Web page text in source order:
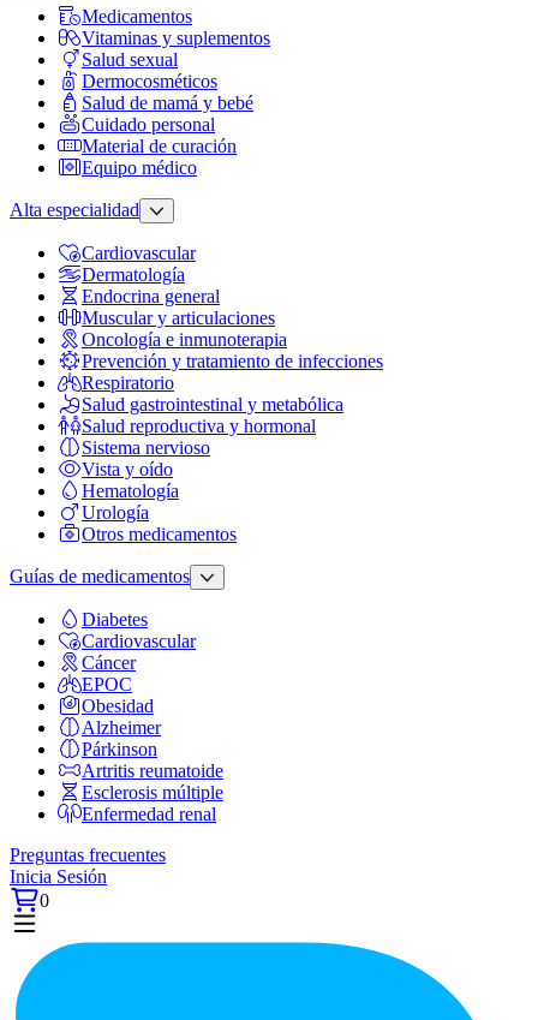
Medicamentos
Vitaminas y suplementos
Salud sexual
Dermocosméticos
Salud de mamá y bebé
Cuidado personal
Material de curación
Equipo médico
Alta especialidad
Cardiovascular
Dermatología
Endocrina general
Muscular y articulaciones
Oncología e inmunoterapia
Prevención y tratamiento de infecciones
Respiratorio
Salud gastrointestinal y metabólica
Salud reproductiva y hormonal
Sistema nervioso
Vista y oído
Hematología
Urología
Otros medicamentos
Guías de medicamentos
Diabetes
Cardiovascular
Cáncer
EPOC
Obesidad
Alzheimer
Párkinson
Artritis reumatoide
Esclerosis múltiple
Enfermedad renal
Preguntas frecuentes
Inicia Sesión
0